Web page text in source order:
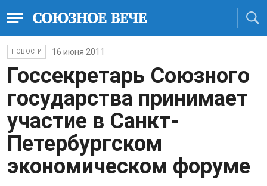
НОВОСТИ 16 июня 2011
Госсекретарь Союзного
государства принимает
участие в Санкт-
Петербургском
экономическом форуме